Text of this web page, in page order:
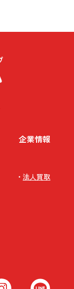
企業情報
法人買取